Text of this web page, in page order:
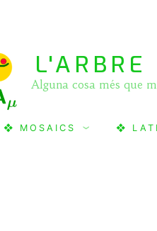
L'ARBRE
Alguna cosa més que
❖ MOSAICS ❖